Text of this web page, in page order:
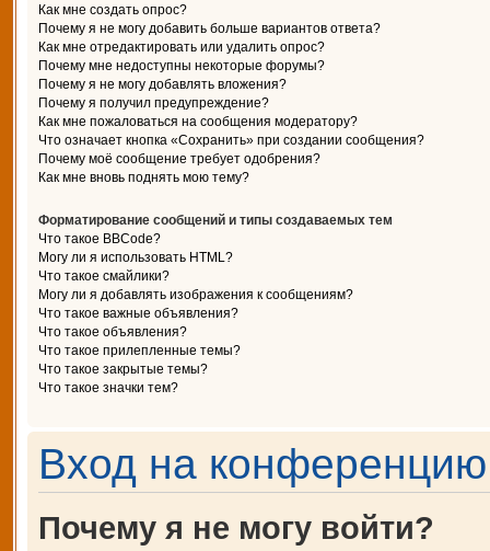
Как мне создать опрос?
Почему я не могу добавить больше вариантов ответа?
Как мне отредактировать или удалить опрос?
Почему мне недоступны некоторые форумы?
Почему я не могу добавлять вложения?
Почему я получил предупреждение?
Как мне пожаловаться на сообщения модератору?
Что означает кнопка «Сохранить» при создании сообщения?
Почему моё сообщение требует одобрения?
Как мне вновь поднять мою тему?
Форматирование сообщений и типы создаваемых тем
Что такое BBCode?
Могу ли я использовать HTML?
Что такое смайлики?
Могу ли я добавлять изображения к сообщениям?
Что такое важные объявления?
Что такое объявления?
Что такое прилепленные темы?
Что такое закрытые темы?
Что такое значки тем?
Вход на конференцию
Почему я не могу войти?